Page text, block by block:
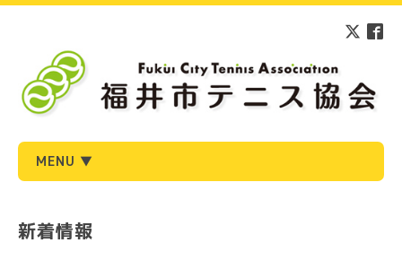
MENU ▼
新着情報